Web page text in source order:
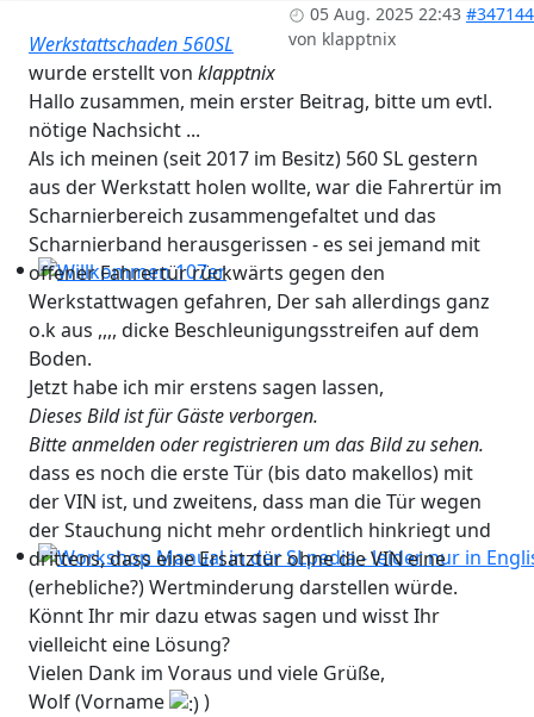
Workshops 2026 - Hzg & Klima 16.5. Erlangen, D-, KA-
Willkommen 107er
Workshop Manual in der SLpedia - leider nur in
05 Aug. 2025 22:43 #347144
von klapptnix
Werkstattschaden 560SL
wurde erstellt von klapptnix
Hallo zusammen, mein erster Beitrag, bitte um evtl.
nötige Nachsicht ...
Als ich meinen (seit 2017 im Besitz) 560 SL gestern
aus der Werkstatt holen wollte, war die Fahrertür im
Scharnierbereich zusammengefaltet und das
Scharnierband herausgerissen - es sei jemand mit
offener Fahrertür rückwärts gegen den
Werkstattwagen gefahren, Der sah allerdings ganz
o.k aus ,,,, dicke Beschleunigungsstreifen auf dem
Boden.
Jetzt habe ich mir erstens sagen lassen,
Dieses Bild ist für Gäste verborgen.
Bitte anmelden oder registrieren um das Bild zu sehen.
dass es noch die erste Tür (bis dato makellos) mit
der VIN ist, und zweitens, dass man die Tür wegen
der Stauchung nicht mehr ordentlich hinkriegt und
drittens, dass eine Ersatztür ohne die VIN eine
(erhebliche?) Wertminderung darstellen würde.
Könnt Ihr mir dazu etwas sagen und wisst Ihr
vielleicht eine Lösung?
Vielen Dank im Voraus und viele Grüße,
Wolf (Vorname
)